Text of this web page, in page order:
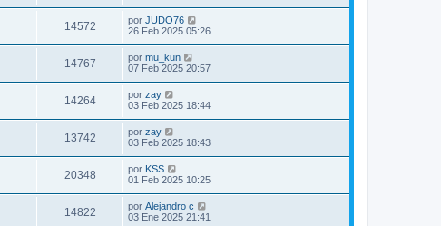
14572 por JUDO76
26 Feb 2025 05:26
14767 por mu_kun
07 Feb 2025 20:57
14264 por zay
03 Feb 2025 18:44
13742 por zay
03 Feb 2025 18:43
20348 por KSS
01 Feb 2025 10:25
14822 por Alejandro c
03 Ene 2025 21:41